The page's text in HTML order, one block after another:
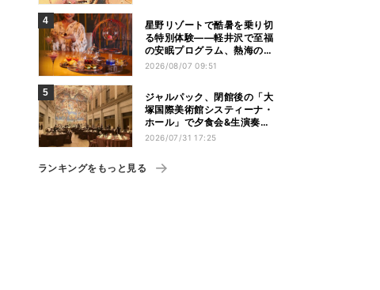
星野リゾートで酷暑を乗り切
る特別体験——軽井沢で至福
の安眠プログラム、熱海の花
火や北海道トマムのとうきび
2026/08/07 09:51
ジャルパック、閉館後の「大
塚国際美術館システィーナ・
ホール」で夕食会&生演奏を
楽しむツアーを販売 – 徳島を
2026/07/31 17:25
ランキングをもっと見る